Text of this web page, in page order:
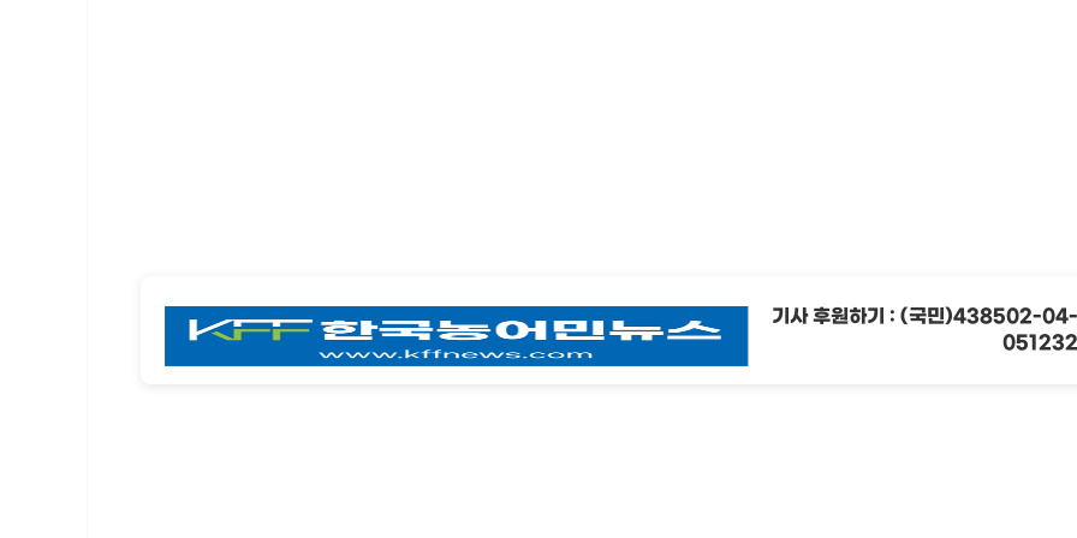
기사 후원하기 : (국민)438502-04-
051232